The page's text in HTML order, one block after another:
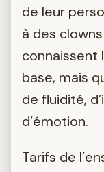
de leur
à des
connaissent
base, mais
de fluidité,
d’émotion.
Tarifs de